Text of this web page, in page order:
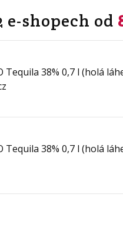
e-shopech od